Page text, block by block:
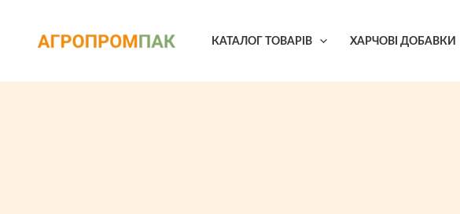
КАТАЛОГ ТОВАРІВ ХАРЧОВІ ДОБАВКИ